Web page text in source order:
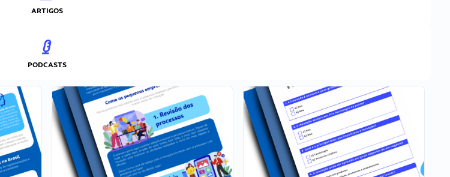
ARTIGOS
PODCASTS